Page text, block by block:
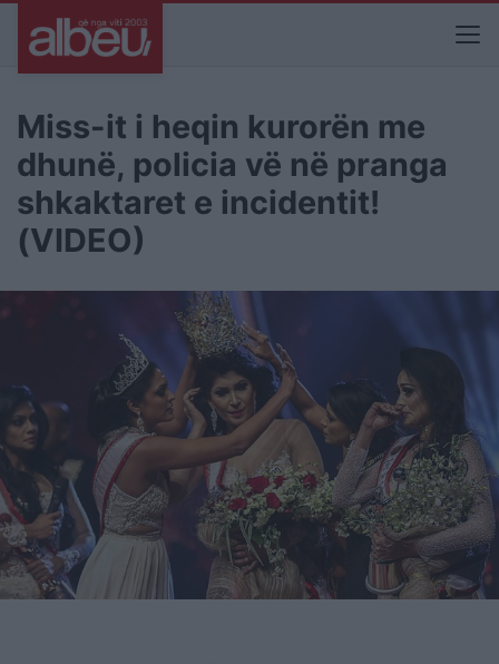
Miss-it i heqin kurorën me
dhunë, policia vë në pranga
shkaktaret e incidentit!
(VIDEO)